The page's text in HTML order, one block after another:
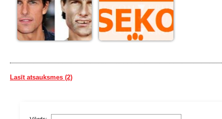
Lasīt atsauksmes (2)